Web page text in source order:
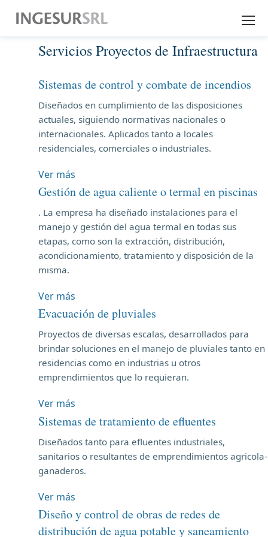
EMPRESA
EXPERIENCIA
SERVICIOS
DESCARGAS
CONTACTO
Servicios Proyectos de Infraestructura
Sistemas de control y combate de incendios
Diseñados en cumplimiento de las disposiciones
actuales, siguiendo normativas nacionales o
internacionales. Aplicados tanto a locales
residenciales, comerciales o industriales.
Ver más
Gestión de agua caliente o termal en piscinas
. La empresa ha diseñado instalaciones para el
manejo y gestión del agua termal en todas sus
etapas, como son la extracción, distribución,
acondicionamiento, tratamiento y disposición de la
misma.
Ver más
Evacuación de pluviales
Proyectos de diversas escalas, desarrollados para
brindar soluciones en el manejo de pluviales tanto en
residencias como en industrias u otros
emprendimientos que lo requieran.
Ver más
Sistemas de tratamiento de efluentes
Diseñados tanto para efluentes industriales,
sanitarios o resultantes de emprendimientos agricola-
ganaderos.
Ver más
Diseño y control de obras de redes de
distribución de agua potable y saneamiento